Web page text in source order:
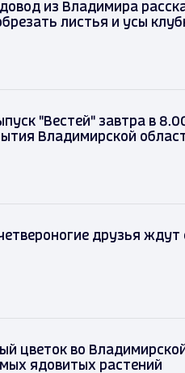
из Владимира
листья и усы
"Вестей" завтра в
Владимирской
друзья ждут
цветок во
ядовитых растений